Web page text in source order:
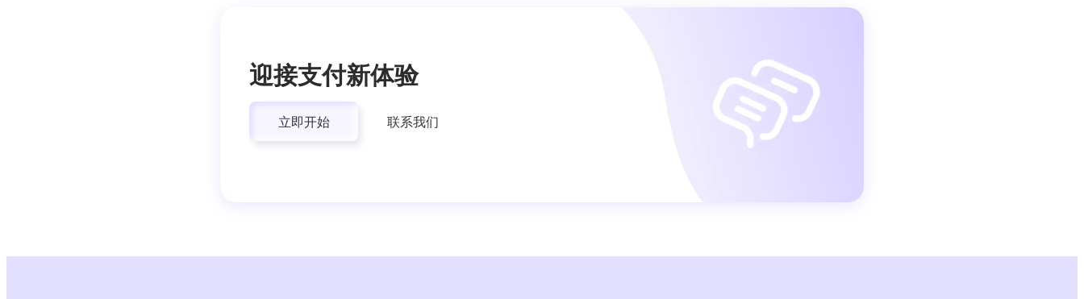
迎接支付新体验
立即开始 联系我们